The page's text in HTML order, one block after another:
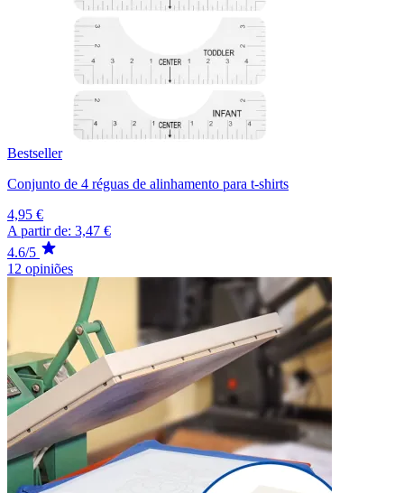
Bestseller
Conjunto de 4 réguas de alinhamento para t-shirts
4,95 €
A partir de: 3,47 €
4.6/5
12 opiniões